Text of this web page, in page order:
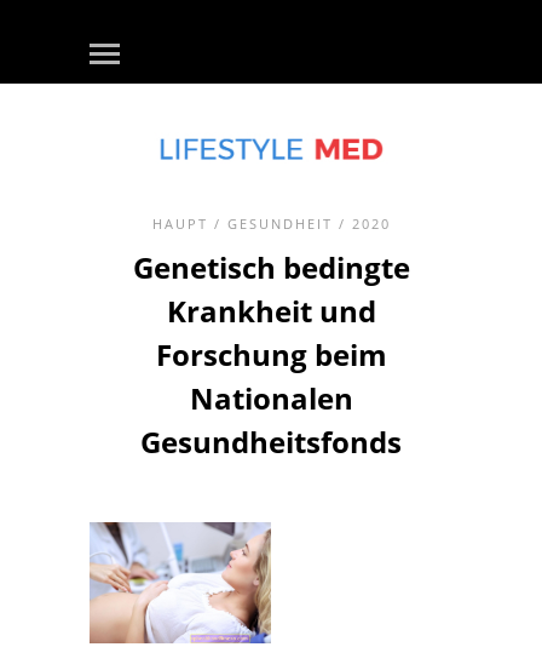
HAUPT / GESUNDHEIT / 2020
Genetisch bedingte
Krankheit und
Forschung beim
Nationalen
Gesundheitsfonds